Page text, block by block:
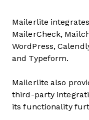
Mailerlite
MailerCheck,
WordPress,
and Typeform.
Mailerlite also
third-party
its functionality